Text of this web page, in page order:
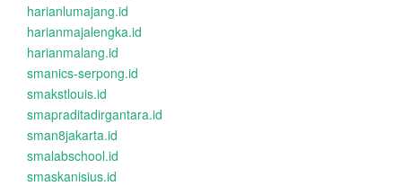
harianlumajang.id
harianmajalengka.id
harianmalang.id
smanics-serpong.id
smakstlouis.id
smapraditadirgantara.id
sman8jakarta.id
smalabschool.id
smaskanisius.id